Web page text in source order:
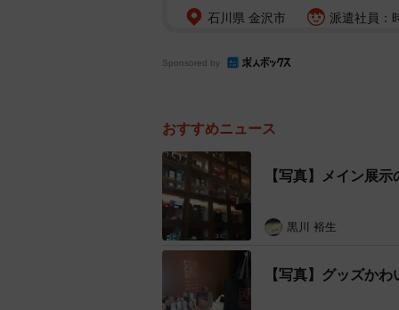
石川県 金沢市 派遣社員：
Sponsored by
おすすめニュース
【写真】メイン展
黒川 裕生
【写真】グッズか